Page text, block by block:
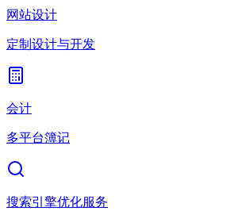
网站设计
定制设计与开发
会计
多平台簿记
搜索引擎优化服务